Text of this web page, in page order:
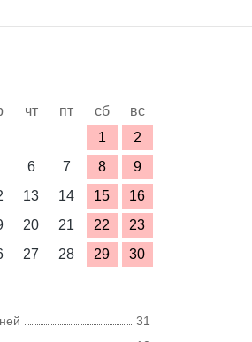
чт пт сб
вс
1
2
6 7 8
9
13 14 15
16
20 21 22
23
27 28 29
30
31